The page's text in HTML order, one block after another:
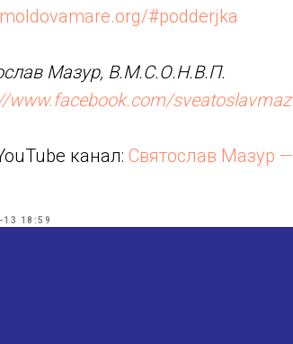
#podderjka
Мазур, В.М.С.О.Н.В.П.
www.facebook.com/
канал: Святослав Мазур —
13 18:59